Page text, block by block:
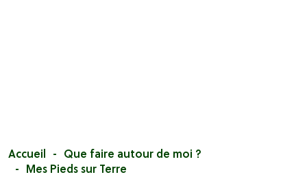
Accueil
Que faire autour de moi ?
Mes Pieds sur Terre